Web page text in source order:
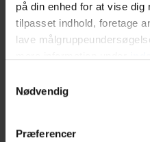
på din enhed for at vise dig
tilpasset indhold, foretage
lave
tilbage eller ændre
"Cookiedeklaration", eller
Nødvendig
Præferencer